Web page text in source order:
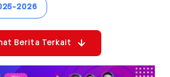
2026
Berita Terkait